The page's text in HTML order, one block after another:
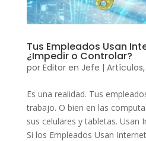
Tus Empleados Usan
¿Impedir o Controlar?
por Editor en Jefe | Artículos,
Es una realidad. Tus
trabajo. O bien en las
sus celulares y tabletas. Usan
Si los Empleados Usan